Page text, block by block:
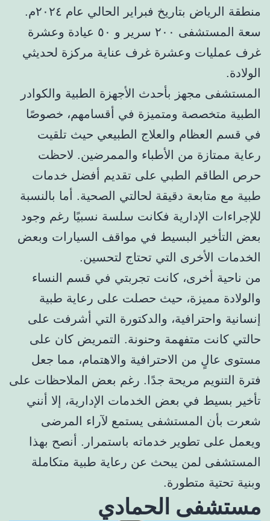
منطقة الرياض بتاريخ فبراير الحالي عام ٢٠٢٤م.
سعة المستشفى ٢٠٠ سرير و ٥٠ عيادة وعشرة
غرف عمليات وعشرة غرف عناية مركزة لحديثي
الولادة.
المستشفى مجهز بأحدث الأجهزة الطبية والكوادر
الطبية متخصصة ومتميزة في أقسامهم، خصوصًا
في قسم العظام والعلاج الطبيعي حيث تلقيت
رعاية ممتازة من الأطباء والممرضين. لاحظت
حرص الطاقم الطبي على تقديم أفضل خدمات
طبية مع متابعة دقيقة لحالتي الصحية. أما بالنسبة
للإجراءات الإدارية فكانت سلسة نسبيًا رغم وجود
بعض التأخير البسيط في مواقف السيارات وبعض
الخدمات الأخرى التي تحتاج لتحسين.
من ناحية أخرى، كانت تجربتي في قسم النساء
والولادة مميزة، حيث حصلت على رعاية طبية
إنسانية واحترافية، والدكتورة التي أشرفت على
حالتي كانت متفهمة وحنونة. التمريض كان على
مستوى عالٍ من الاحترافية والاهتمام، مما جعل
فترة التنويم مريحة جدًا. رغم بعض الملاحظات على
تأخير بسيط في بعض الخدمات الإدارية، إلا أنني
شعرت بأن المستشفى يستمع لآراء المرضى
ويعمل على تطوير خدماته باستمرار. أنصح بهذا
المستشفى لمن يبحث عن رعاية طبية متكاملة
وبنية تحتية متطورة.
مستشفى الحمادي